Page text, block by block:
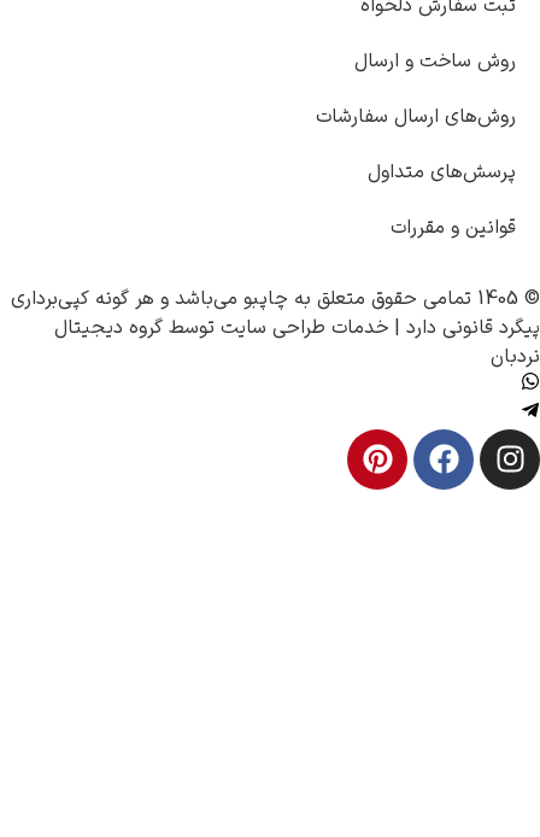
دلخواه
ساخت و ارسال
ارسال سفارشات
متداول
و مقررات
چاپبومی‌باشد و هر گونه کپی‌برداری
دارد |خدمات طراحی سایت توسط گروه دیجیتال